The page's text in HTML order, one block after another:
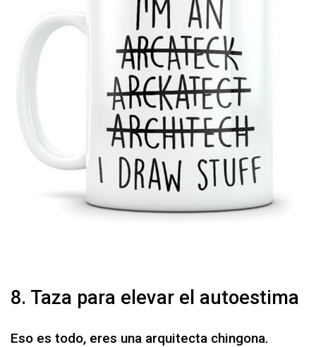
8. Taza para elevar el autoestima
Eso es todo, eres una arquitecta chingona.